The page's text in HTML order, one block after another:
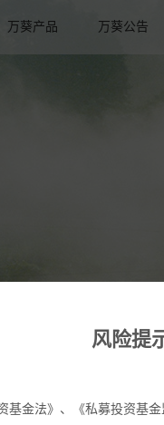
万葵产品 万葵公告
风险提
基金法》、《私募投资基